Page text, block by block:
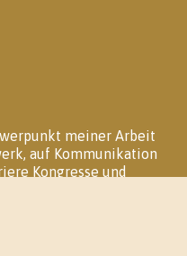
meiner Arbeit
auf Kommunikation
Kongresse und